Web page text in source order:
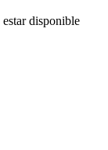
disponible